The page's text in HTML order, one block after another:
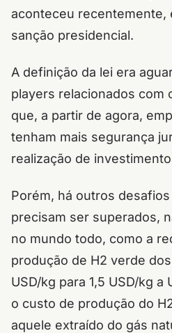
aconteceu recentemente,
sanção presidencial.
A definição da lei era
players relacionados com
que, a partir de agora,
tenham mais segurança
realização de
Porém, há outros
precisam ser superados,
no mundo todo, como a
produção de H2 verde
USD/kg para 1,5 USD/kg a
o custo de produção do
aquele extraído do gás